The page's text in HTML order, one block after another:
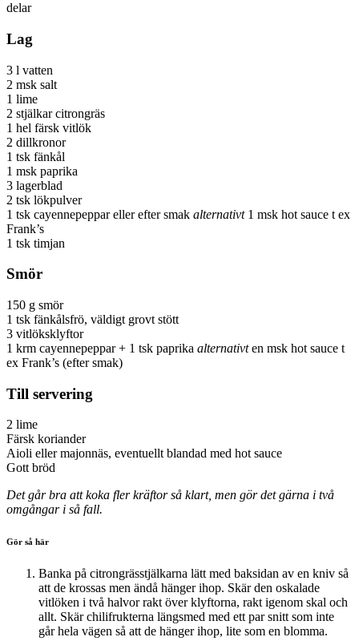
delar
Lag
3 l vatten
2 msk salt
1 lime
2 stjälkar citrongräs
1 hel färsk vitlök
2 dillkronor
1 tsk fänkål
1 msk paprika
3 lagerblad
2 tsk lökpulver
1 tsk cayennepeppar eller efter smak alternativt 1 msk hot sauce t ex
Frank’s
1 tsk timjan
Smör
150 g smör
1 tsk fänkålsfrö, väldigt grovt stött
3 vitlöksklyftor
1 krm cayennepeppar + 1 tsk paprika alternativten msk hot sauce t
ex Frank’s (efter smak)
Till servering
2 lime
Färsk koriander
Aioli eller majonnäs, eventuellt blandad med hot sauce
Gott bröd
Det går bra att koka fler kräftor så klart, men gör det gärna i två
omgångar i så fall.
Gör så här
Banka på citrongrässtjälkarna lätt med baksidan av en kniv så
att de krossas men ändå hänger ihop. Skär den oskalade
vitlöken i två halvor rakt över klyftorna, rakt igenom skal och
allt. Skär chilifrukterna längsmed med ett par snitt som inte
går hela vägen så att de hänger ihop, lite som en blomma.